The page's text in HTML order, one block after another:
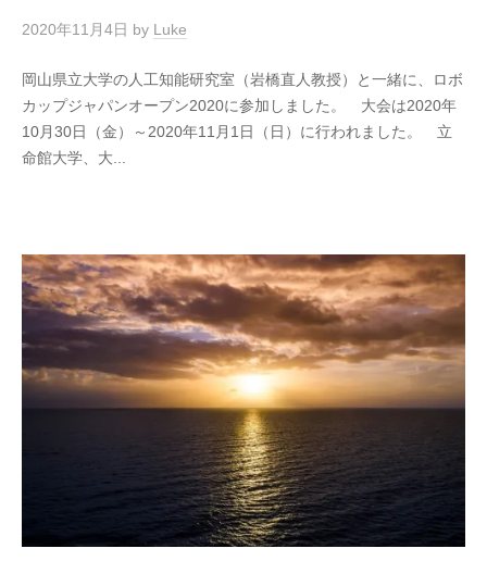
2020年11月4日 by Luke
岡山県立大学の人工知能研究室（岩橋直人教授）と一緒に、ロボ
カップジャパンオープン2020に参加しました。 大会は2020年
10月30日（金）～2020年11月1日（日）に行われました。 立
命館大学、大...